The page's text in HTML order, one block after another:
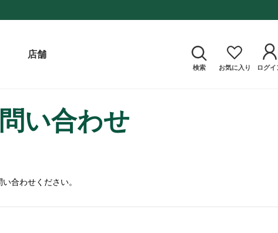
店舗
検索 お気に入り ログイ
い合わせ
い合わせください。